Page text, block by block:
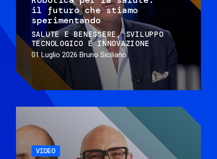
il futuro che stiamo
sperimentando
SALUTE E BENESSERE
SVILUPPO
TECNOLOGICO E INNOVAZIONE
01 Luglio 2026 Bruno Siciliano
VIDEO